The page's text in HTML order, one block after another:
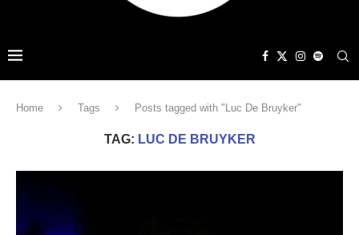
Home Tags Posts tagged with "Luc De Bruyker"
TAG: LUC DE BRUYKER